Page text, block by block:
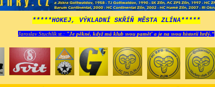
*****HOKEJ, VÝKLADNÍ SKŘÍŇ MĚSTA ZLÍNA*****
Jaroslav Stuchlík st.: "Je pěkné, když má klub svou paměť a je na svou historii hrdý.“